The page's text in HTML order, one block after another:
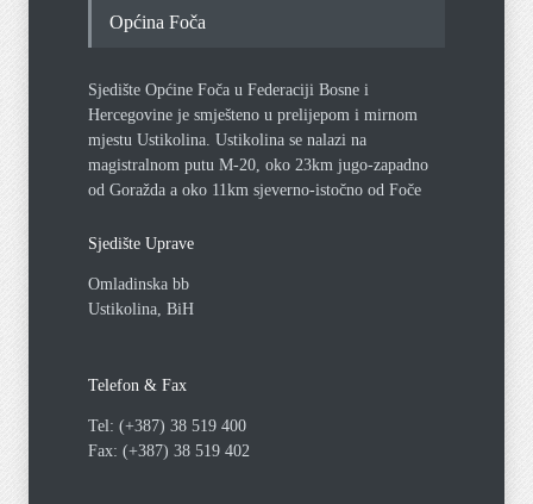
Općina Foča
Sjedište Općine Foča u Federaciji Bosne i
Hercegovine je smješteno u prelijepom i mirnom
mjestu Ustikolina. Ustikolina se nalazi na
magistralnom putu M-20, oko 23km jugo-zapadno
od Goražda a oko 11km sjeverno-istočno od Foče
Sjedište Uprave
Omladinska bb
Ustikolina, BiH
Telefon & Fax
Tel: (+387) 38 519 400
Fax: (+387) 38 519 402